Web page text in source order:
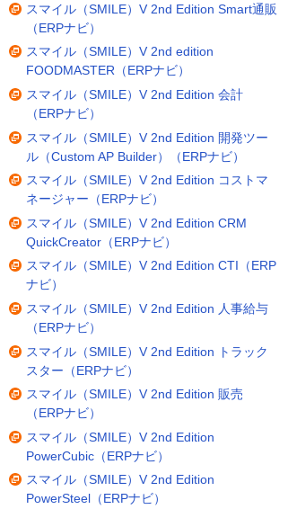
スマイル（SMILE）V 2nd Edition Smart通販
（ERPナビ）
スマイル（SMILE）V 2nd edition
FOODMASTER（ERPナビ）
スマイル（SMILE）V 2nd Edition 会計
（ERPナビ）
スマイル（SMILE）V 2nd Edition 開発ツー
ル（Custom AP Builder）（ERPナビ）
スマイル（SMILE）V 2nd Edition コストマ
ネージャー（ERPナビ）
スマイル（SMILE）V 2nd Edition CRM
QuickCreator（ERPナビ）
スマイル（SMILE）V 2nd Edition CTI（ERP
ナビ）
スマイル（SMILE）V 2nd Edition 人事給与
（ERPナビ）
スマイル（SMILE）V 2nd Edition トラック
スター（ERPナビ）
スマイル（SMILE）V 2nd Edition 販売
（ERPナビ）
スマイル（SMILE）V 2nd Edition
PowerCubic（ERPナビ）
スマイル（SMILE）V 2nd Edition
PowerSteel（ERPナビ）